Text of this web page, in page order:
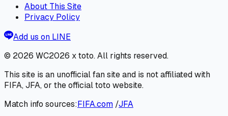
About This Site
Privacy Policy
Add us on LINE
© 2026 WC2026 x toto. All rights reserved.
This site is an unofficial fan site and is not affiliated with
FIFA, JFA, or the official toto website.
Match info sources:FIFA.com /JFA